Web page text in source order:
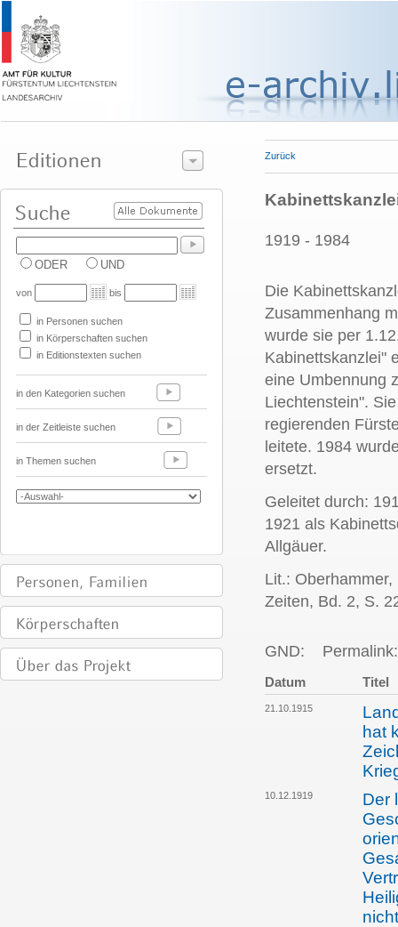
ODER UND
von bis
in Personen suchen
in Körperschaften suchen
in Editionstexten suchen
in den Kategorien suchen
in der Zeitleiste suchen
in Themen suchen
Zurück
1919 - 1984
Die
Zusammenhang
wurde sie per
Kabinettskanzlei"
eine Umbennung
Liechtenstein".
regierenden
leitete. 1984
ersetzt.
Geleitet durch:
1921 als
Allgäuer.
Lit.:
Zeiten, Bd. 2, S.
GND:
Datum Titel
21.10.1915
hat
10.12.1919
Der